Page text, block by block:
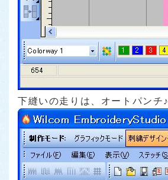
下縫いの走りは、オートパンチ♪